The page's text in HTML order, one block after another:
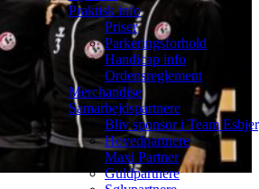
Praktisk info
Priser
Parkeringsforhold
Handicap info
Ordensreglement
Merchandise
Samarbejdspartnere
Bliv sponsor i Team
Hovedpartnere
Maxi Partner
Guldpartnere